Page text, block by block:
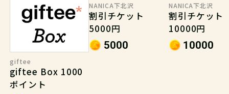
giftee
giftee Box 1000
ポイント
NANICA下北沢
割引チケット
5000円
5000
NANICA下北沢
割引チケット
10000円
10000